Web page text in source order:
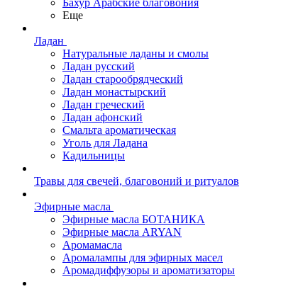
Бахур Арабские благовония
Еще
Ладан
Натуральные ладаны и смолы
Ладан русский
Ладан старообрядческий
Ладан монастырский
Ладан греческий
Ладан афонский
Смальта ароматическая
Уголь для Ладана
Кадильницы
Травы для свечей, благовоний и ритуалов
Эфирные масла
Эфирные масла БОТАНИКА
Эфирные масла ARYAN
Аромамасла
Аромалампы для эфирных масел
Аромадиффузоры и ароматизаторы